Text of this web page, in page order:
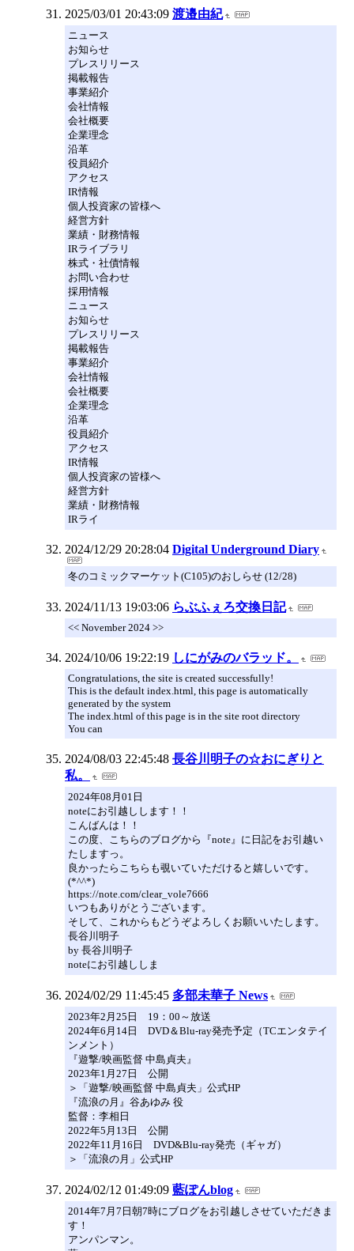
2025/03/01 20:43:09 渡邉由紀
ニュース
お知らせ
プレスリリース
掲載報告
事業紹介
会社情報
会社概要
企業理念
沿革
役員紹介
アクセス
IR情報
個人投資家の皆様へ
経営方針
業績・財務情報
IRライブラリ
株式・社債情報
お問い合わせ
採用情報
ニュース
お知らせ
プレスリリース
掲載報告
事業紹介
会社情報
会社概要
企業理念
沿革
役員紹介
アクセス
IR情報
個人投資家の皆様へ
経営方針
業績・財務情報
IRライ
2024/12/29 20:28:04 Digital Underground Diary
冬のコミックマーケット(C105)のおしらせ (12/28)
2024/11/13 19:03:06 らぶふぇろ交換日記
<< November 2024 >>
2024/10/06 19:22:19 しにがみのバラッド。
Congratulations, the site is created successfully!
This is the default index.html, this page is automatically
generated by the system
The index.html of this page is in the site root directory
You can
2024/08/03 22:45:48 長谷川明子の☆おにぎりと
私。
2024年08月01日
noteにお引越しします！！
こんばんは！！
この度、こちらのブログから『note』に日記をお引越い
たしますっ。
良かったらこちらも覗いていただけると嬉しいです。
(*^^*)
https://note.com/clear_vole7666
いつもありがとうございます。
そして、これからもどうぞよろしくお願いいたします。
長谷川明子
by 長谷川明子
noteにお引越ししま
2024/02/29 11:45:45 多部未華子 News
2023年2月25日 19：00～放送
2024年6月14日 DVD＆Blu-ray発売予定（TCエンタテイ
ンメント）
『遊撃/映画監督 中島貞夫』
2023年1月27日 公開
＞「遊撃/映画監督 中島貞夫」公式HP
『流浪の月』谷あゆみ 役
監督：李相日
2022年5月13日 公開
2022年11月16日 DVD&Blu-ray発売（ギャガ）
＞「流浪の月」公式HP
2024/02/12 01:49:09 藍ぽんblog
2014年7月7日朝7時にブログをお引越しさせていただきま
す！
アンパンマン。